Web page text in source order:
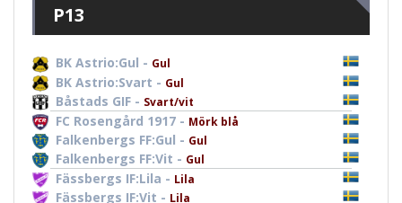
P13
BK Astrio:Gul - Gul
BK Astrio:Svart - Gul
Båstads GIF - Svart/vit
FC Rosengård 1917 - Mörk blå
Falkenbergs FF:Gul - Gul
Falkenbergs FF:Vit - Gul
Fässbergs IF:Lila - Lila
Fässbergs IF:Vit - Lila